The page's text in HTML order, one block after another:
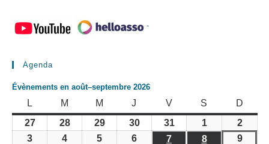
-
Agenda
Évènements en août–septembre 2026
L M M MERCREDI
J VVENDREDI
S SAMEDID
2727
2828
2929
3030
31 1
août
2
août
3 4 5 6 7 88
99